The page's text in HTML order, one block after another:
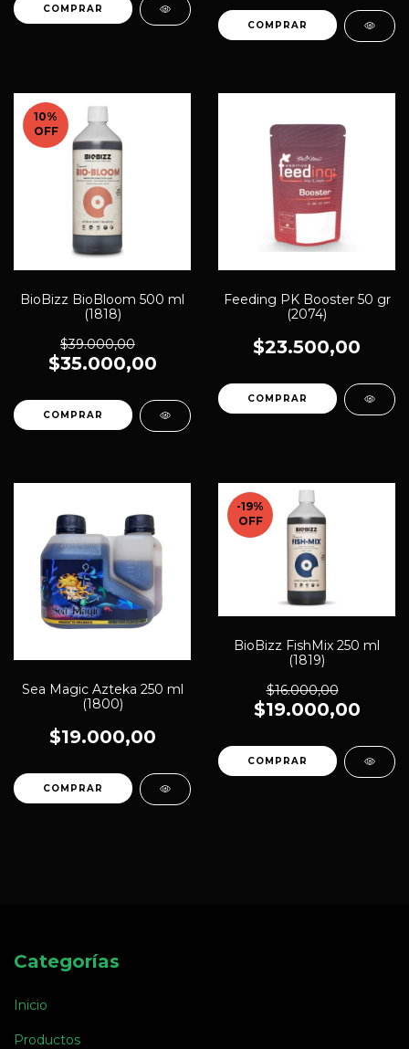
10%
OFF
BioBizz BioBloom 500 ml
(1818)
$39.000,00
$35.000,00
Feeding PK Booster 50 gr
(2074)
$23.500,00
Sea Magic Azteka 250 ml
(1800)
$19.000,00
-19%
OFF
BioBizz FishMix 250 ml
(1819)
$16.000,00
$19.000,00
Categorías
Inicio
Productos